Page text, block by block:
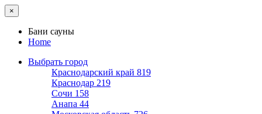
×
Бани сауны
Home
Выбрать город
Краснодарский край 819
Краснодар 219
Сочи 158
Анапа 44